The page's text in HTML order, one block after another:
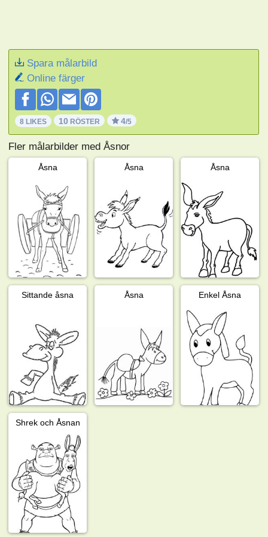
Spara målarbild
Online färger
8 LIKES 10 RÖSTER 4/5
Fler målarbilder med Åsnor
Åsna Åsna Åsna
Sittande åsna Åsna Enkel Åsna
Shrek och Åsnan